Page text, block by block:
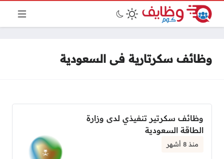
وظائف سكرتارية فى السعودية
وظائف سكرتير تنفيذي لدى وزارة
الطاقة السعودية
منذ 8 أشهر